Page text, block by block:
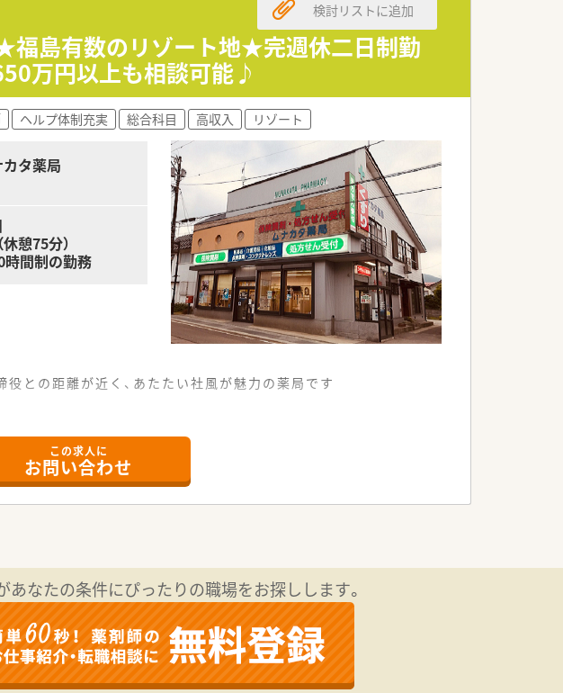
福島有数のリゾート地★完週休二日制勤
万円以上も相談可能♪
検討リストに追加
ヘルプ体制充実 総合科目 高収入 リゾート
タ薬局
休憩75分）
間制の勤務
との距離が近く、あたたい社風が魅力の薬局です
この求人に
お問い合わせ
あなたの条件にぴったりの職場をお探しします。